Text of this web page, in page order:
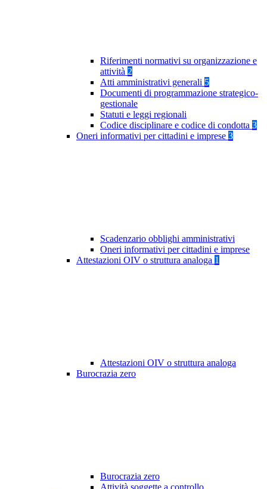
Riferimenti normativi su organizzazione e
attività 2
Atti amministrativi generali 5
Documenti di programmazione strategico-
gestionale
Statuti e leggi regionali
Codice disciplinare e codice di condotta 3
Oneri informativi per cittadini e imprese 3
Scadenzario obblighi amministrativi
Oneri informativi per cittadini e imprese
Attestazioni OIV o struttura analoga 1
Attestazioni OIV o struttura analoga
Burocrazia zero
Burocrazia zero